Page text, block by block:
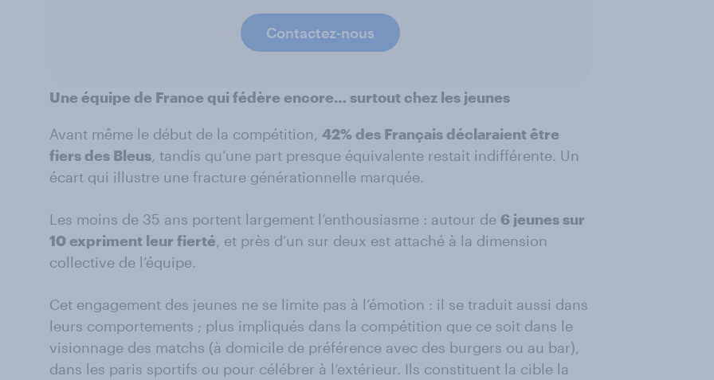
Contactez-nous
Une équipe de France qui fédère encore… surtout chez les jeunes
Avant même le début de la compétition, 42% des Français déclaraient être
fiers des Bleus, tandis qu’une part presque équivalente restait indifférente. Un
écart qui illustre une fracture générationnelle marquée.
Les moins de 35 ans portent largement l’enthousiasme : autour de 6 jeunes sur
10 expriment leur fierté, et près d’un sur deux est attaché à la dimension
collective de l’équipe.
Cet engagement des jeunes ne se limite pas à l’émotion : il se traduit aussi dans
leurs comportements ; plus impliqués dans la compétition que ce soit dans le
visionnage des matchs (à domicile de préférence avec des burgers ou au bar),
dans les paris sportifs ou pour célébrer à l’extérieur. Ils constituent la cible la